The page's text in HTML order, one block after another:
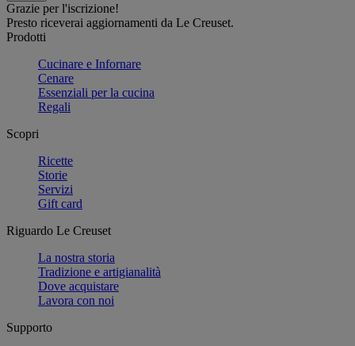
Grazie per l'iscrizione!
Presto riceverai aggiornamenti da Le Creuset.
Prodotti
Cucinare e Infornare
Cenare
Essenziali per la cucina
Regali
Scopri
Ricette
Storie
Servizi
Gift card
Riguardo Le Creuset
La nostra storia
Tradizione e artigianalità
Dove acquistare
Lavora con noi
Supporto